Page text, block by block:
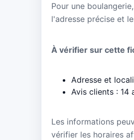
Pour une
l'adresse précise et
À vérifier sur cette
Adresse et
Avis clients : 14
Les informations
vérifier les horaires